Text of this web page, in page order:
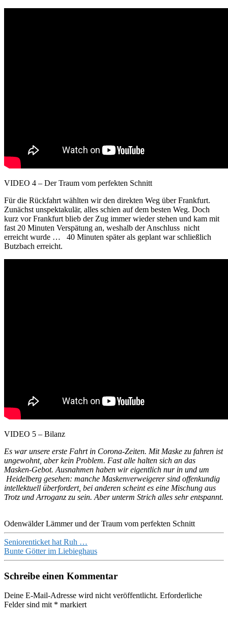
VIDEO 4 – Der Traum vom perfekten Schnitt
Für die Rückfahrt wählten wir den direkten Weg über Frankfurt.
Zunächst unspektakulär, alles schien auf dem besten Weg. Doch
kurz vor Frankfurt blieb der Zug immer wieder stehen und kam mit
fast 20 Minuten Verspätung an, weshalb der Anschluss nicht
erreicht wurde … 40 Minuten später als geplant war schließlich
Butzbach erreicht.
VIDEO 5 – Bilanz
Es war unsere erste Fahrt in Corona-Zeiten. Mit Maske zu fahren ist
ungewohnt, aber kein Problem. Fast alle halten sich an das
Masken-Gebot. Ausnahmen haben wir eigentlich nur in und um
Heidelberg gesehen: manche Maskenverweigerer sind offenkundig
intellektuell überfordert, bei anderen scheint es eine Mischung aus
Trotz und Arroganz zu sein. Aber unterm Strich alles sehr entspannt.
Odenwälder Lämmer und der Traum vom perfekten Schnitt
Beitragsnavigation
Seniorenticket hat Ruh …
Bunte Götter im Liebieghaus
Schreibe einen Kommentar
Deine E-Mail-Adresse wird nicht veröffentlicht. Erforderliche
Felder sind mit * markiert